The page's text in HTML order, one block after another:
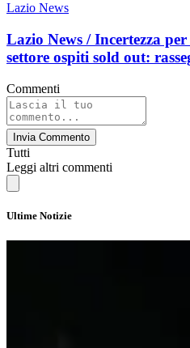
Lazio News
Lazio News / Incertezza
settore ospiti sold out:
Commenti
Invia Commento
Tutti
Leggi altri commenti
Ultime Notizie